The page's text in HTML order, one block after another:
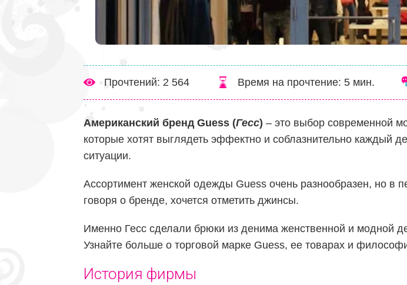
Прочтений: 2 564 Время на прочтение: 5 мин.
Американский бренд Guess (Гесс) – это выбор современной
которые хотят выглядеть эффектно и соблазнительно каждый
ситуации.
Ассортимент женской одежды Guess очень разнообразен, но в
говоря о бренде, хочется отметить джинсы.
Именно Гесс сделали брюки из денима женственной и модной
Узнайте больше о торговой марке Guess, ее товарах и
История фирмы